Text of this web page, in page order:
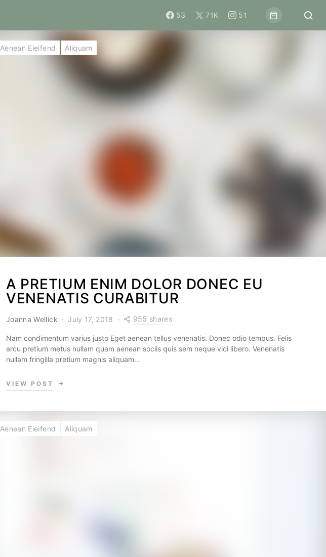
53 71K 51
Aenean Eleifend Aliquam
A PRETIUM ENIM DOLOR DONEC EU
VENENATIS CURABITUR
Joanna Wellick July 17, 2018 955 shares
Nam condimentum varius justo Eget aenean tellus venenatis. Donec odio tempus. Felis
arcu pretium metus nullam quam aenean sociis quis sem neque vici libero. Venenatis
nullam fringilla pretium magnis aliquam…
VIEW POST
Aenean Eleifend Aliquam